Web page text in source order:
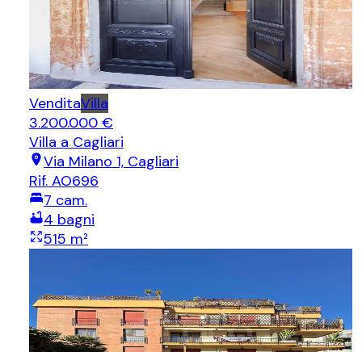
VenditaVilla
3.200.000 €
Villa a Cagliari
Via Milano 1, Cagliari
Rif. AO696
7 cam.
4 bagni
515 m²